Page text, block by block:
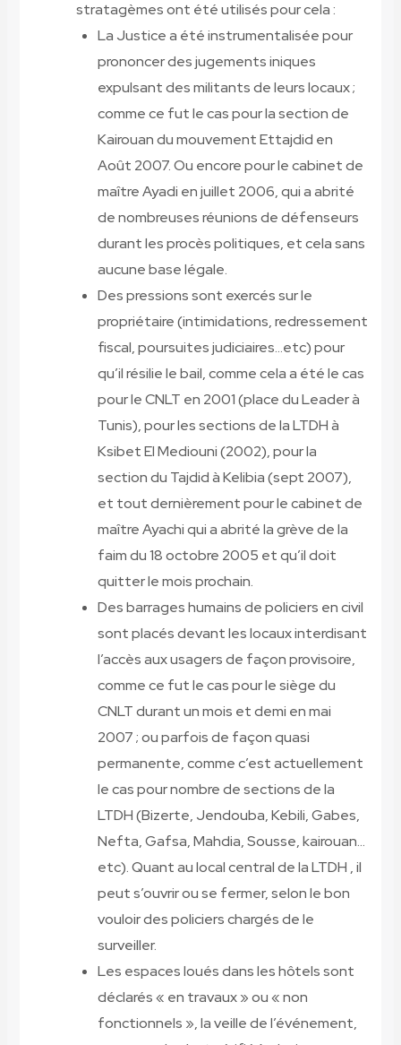
stratagèmes ont été utilisés pour cela :
La Justice a été instrumentalisée pour
prononcer des jugements iniques
expulsant des militants de leurs locaux ;
comme ce fut le cas pour la section de
Kairouan du mouvement Ettajdid en
Août 2007. Ou encore pour le cabinet de
maître Ayadi en juillet 2006, qui a abrité
de nombreuses réunions de défenseurs
durant les procès politiques, et cela sans
aucune base légale.
Des pressions sont exercés sur le
propriétaire (intimidations, redressement
fiscal, poursuites judiciaires…etc) pour
qu’il résilie le bail, comme cela a été le cas
pour le CNLT en 2001 (place du Leader à
Tunis), pour les sections de la LTDH à
Ksibet El Mediouni (2002), pour la
section du Tajdid à Kelibia (sept 2007),
et tout dernièrement pour le cabinet de
maître Ayachi qui a abrité la grève de la
faim du 18 octobre 2005 et qu’il doit
quitter le mois prochain.
Des barrages humains de policiers en civil
sont placés devant les locaux interdisant
l’accès aux usagers de façon provisoire,
comme ce fut le cas pour le siège du
CNLT durant un mois et demi en mai
2007 ; ou parfois de façon quasi
permanente, comme c’est actuellement
le cas pour nombre de sections de la
LTDH (Bizerte, Jendouba, Kebili, Gabes,
Nefta, Gafsa, Mahdia, Sousse, kairouan…
etc). Quant au local central de la LTDH , il
peut s’ouvrir ou se fermer, selon le bon
vouloir des policiers chargés de le
surveiller.
Les espaces loués dans les hôtels sont
déclarés « en travaux » ou « non
fonctionnels », la veille de l’événement,